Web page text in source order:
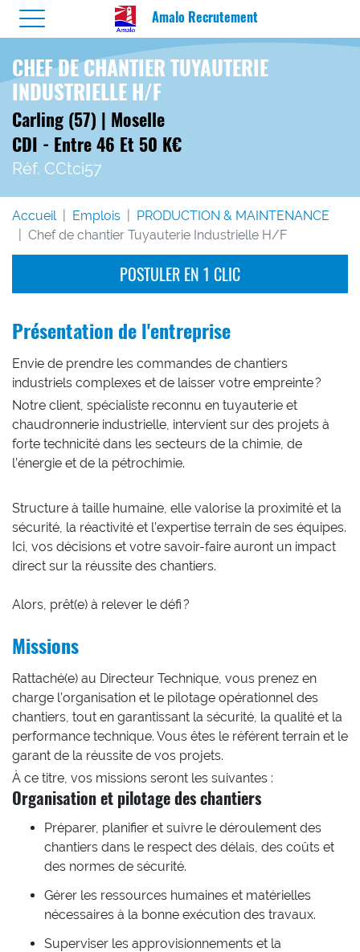
Amalo Recrutement
CHEF DE CHANTIER TUYAUTERIE
INDUSTRIELLE H/F
Carling (57) | Moselle
CDI - Entre 46 Et 50 K€
Réf. CCtci57
Accueil Emplois
PRODUCTION & MAINTENANCE
Chef de chantier Tuyauterie Industrielle H/F
POSTULER EN 1 CLIC
Présentation de l'entreprise
Envie de prendre les commandes de chantiers
industriels complexes et de laisser votre empreinte ?
Notre client, spécialiste reconnu en tuyauterie et
chaudronnerie industrielle, intervient sur des projets à
forte technicité dans les secteurs de la chimie, de
l’énergie et de la pétrochimie.
Structure à taille humaine, elle valorise la proximité et la
sécurité, la réactivité et l’expertise terrain de ses équipes.
Ici, vos décisions et votre savoir-faire auront un impact
direct sur la réussite des chantiers.
Alors, prêt(e) à relever le défi ?
Missions
Rattaché(e) au Directeur Technique, vous prenez en
charge l’organisation et le pilotage opérationnel des
chantiers, tout en garantissant la sécurité, la qualité et la
performance technique. Vous êtes le référent terrain et le
garant de la réussite de vos projets.
À ce titre, vos missions seront les suivantes :
Organisation et pilotage des chantiers
Préparer, planifier et suivre le déroulement des
chantiers dans le respect des délais, des coûts et
des normes de sécurité.
Gérer les ressources humaines et matérielles
nécessaires à la bonne exécution des travaux.
Superviser les approvisionnements et la